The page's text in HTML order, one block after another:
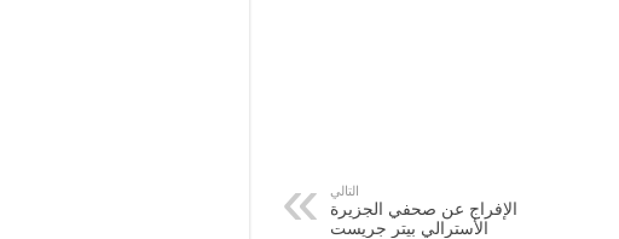
التالي
الإفراج عن صحفي الجزيرة
الأسترالي بيتر جريست